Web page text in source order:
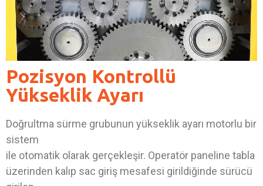
Pozisyon Kontrollü
Yükseklik Ayarı
Doğrultma sürme grubunun yükseklik ayarı motorlu bir
sistem
ile otomatik olarak gerçekleşir. Operatör paneline tabla
üzerinden kalıp sac giriş mesafesi girildiğinde sürücü